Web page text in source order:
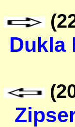
Dukla
(